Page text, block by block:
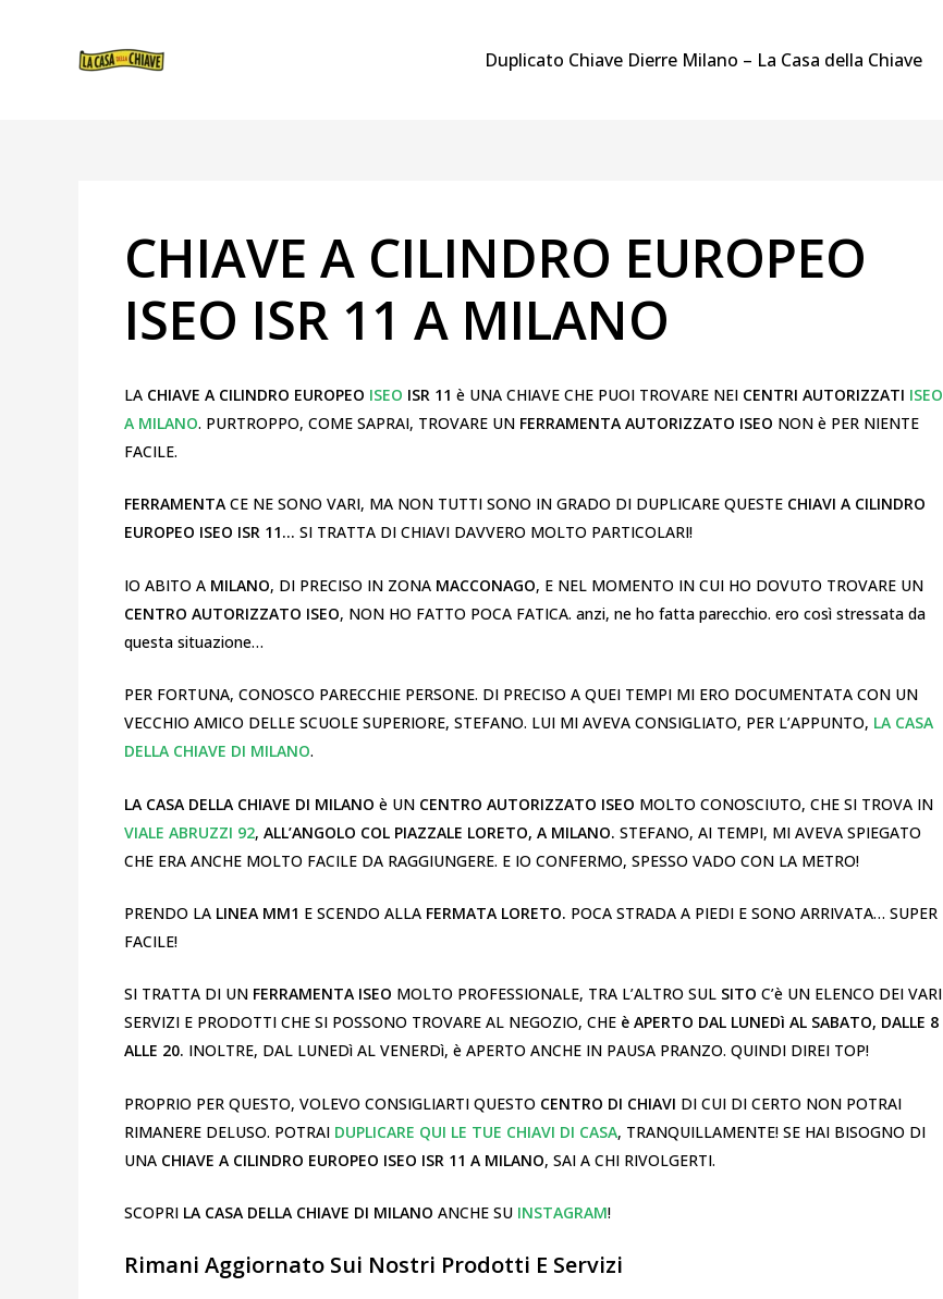
CONTENUTO
Duplicato Chiave Dierre Milano – La Casa della Chiave
CHIAVE A CILINDRO EUROPEO
ISEO ISR 11 A MILANO
LA CHIAVE A CILINDRO EUROPEO ISEO ISR 11 è UNA CHIAVE CHE PUOI TROVARE NEI CENTRI AUTORIZZATI ISEO
A MILANO. PURTROPPO, COME SAPRAI, TROVARE UN FERRAMENTA AUTORIZZATO ISEO NON è PER NIENTE
FACILE.
FERRAMENTA CE NE SONO VARI, MA NON TUTTI SONO IN GRADO DI DUPLICARE QUESTE CHIAVI A CILINDRO
EUROPEO ISEO ISR 11… SI TRATTA DI CHIAVI DAVVERO MOLTO PARTICOLARI!
IO ABITO A MILANO, DI PRECISO IN ZONA MACCONAGO, E NEL MOMENTO IN CUI HO DOVUTO TROVARE UN
CENTRO AUTORIZZATO ISEO, NON HO FATTO POCA FATICA. anzi, ne ho fatta parecchio. ero così stressata da
questa situazione…
PER FORTUNA, CONOSCO PARECCHIE PERSONE. DI PRECISO A QUEI TEMPI MI ERO DOCUMENTATA CON UN
VECCHIO AMICO DELLE SCUOLE SUPERIORE, STEFANO. LUI MI AVEVA CONSIGLIATO, PER L’APPUNTO, LA CASA
DELLA CHIAVE DI MILANO.
LA CASA DELLA CHIAVE DI MILANO è UN CENTRO AUTORIZZATO ISEO MOLTO CONOSCIUTO, CHE SI TROVA IN
VIALE ABRUZZI 92, ALL’ANGOLO COL PIAZZALE LORETO, A MILANO. STEFANO, AI TEMPI, MI AVEVA SPIEGATO
CHE ERA ANCHE MOLTO FACILE DA RAGGIUNGERE. E IO CONFERMO, SPESSO VADO CON LA METRO!
PRENDO LA LINEA MM1 E SCENDO ALLA FERMATA LORETO. POCA STRADA A PIEDI E SONO ARRIVATA… SUPER
FACILE!
SI TRATTA DI UN FERRAMENTA ISEO MOLTO PROFESSIONALE, TRA L’ALTRO SUL SITO C’è UN ELENCO DEI VARI
SERVIZI E PRODOTTI CHE SI POSSONO TROVARE AL NEGOZIO, CHE è APERTO DAL LUNEDì AL SABATO, DALLE 8
ALLE 20. INOLTRE, DAL LUNEDì AL VENERDì, è APERTO ANCHE IN PAUSA PRANZO. QUINDI DIREI TOP!
PROPRIO PER QUESTO, VOLEVO CONSIGLIARTI QUESTO CENTRO DI CHIAVI DI CUI DI CERTO NON POTRAI
RIMANERE DELUSO. POTRAI DUPLICARE QUI LE TUE CHIAVI DI CASA, TRANQUILLAMENTE! SE HAI BISOGNO DI
UNA CHIAVE A CILINDRO EUROPEO ISEO ISR 11 A MILANO, SAI A CHI RIVOLGERTI.
SCOPRI LA CASA DELLA CHIAVE DI MILANO ANCHE SU INSTAGRAM!
Rimani Aggiornato Sui Nostri Prodotti E Servizi